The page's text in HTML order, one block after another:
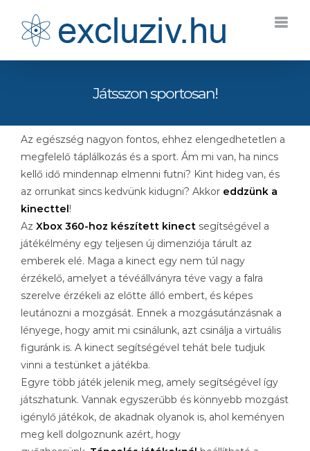
Játsszon sportosan!
Az egészség nagyon fontos, ehhez elengedhetetlen a
megfelelő táplálkozás és a sport. Ám mi van, ha nincs
kellő idő mindennap elmenni futni? Kint hideg van, és
az orrunkat sincs kedvünk kidugni? Akkor eddzünk a
kinecttel!
Az Xbox 360-hoz készített kinect segítségével a
játékélmény egy teljesen új dimenziója tárult az
emberek elé. Maga a kinect egy nem túl nagy
érzékelő, amelyet a tévéállványra téve vagy a falra
szerelve érzékeli az előtte álló embert, és képes
leutánozni a mozgását. Ennek a mozgásutánzásnak a
lényege, hogy amit mi csinálunk, azt csinálja a virtuális
figuránk is. A kinect segítségével tehát bele tudjuk
vinni a testünket a játékba.
Egyre több játék jelenik meg, amely segítségével így
játszhatunk. Vannak egyszerűbb és könnyebb mozgást
igénylő játékok, de akadnak olyanok is, ahol keményen
meg kell dolgoznunk azért, hogy